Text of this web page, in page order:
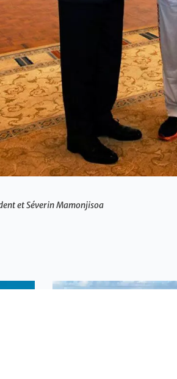
et Séverin Mamonjisoa